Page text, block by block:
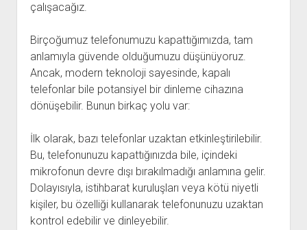
çalışacağız.
Birçoğumuz telefonumuzu kapattığımızda, tam
anlamıyla güvende olduğumuzu düşünüyoruz.
Ancak, modern teknoloji sayesinde, kapalı
telefonlar bile potansiyel bir dinleme cihazına
dönüşebilir. Bunun birkaç yolu var:
İlk olarak, bazı telefonlar uzaktan etkinleştirilebilir.
Bu, telefonunuzu kapattığınızda bile, içindeki
mikrofonun devre dışı bırakılmadığı anlamına gelir.
Dolayısıyla, istihbarat kuruluşları veya kötü niyetli
kişiler, bu özelliği kullanarak telefonunuzu uzaktan
kontrol edebilir ve dinleyebilir.